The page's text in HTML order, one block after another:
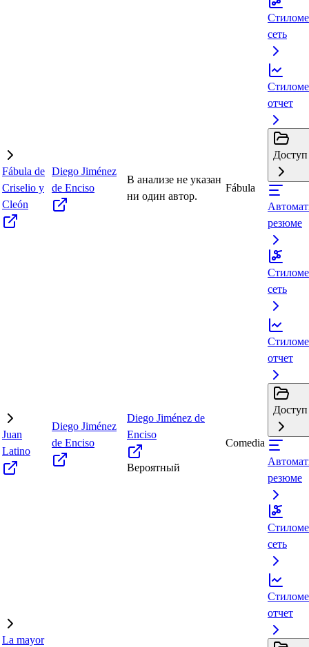
сеть
Fábula de
Criselio y
Cleón
Diego Jiménez
de Enciso
В анализе не указан
ни один автор.
Fábula
отчет
Доступ
резюме
сеть
Juan
Latino
Diego Jiménez
de Enciso
Diego Jiménez de
Enciso
Вероятный
Comedia
отчет
Доступ
резюме
сеть
La mayor
отчет